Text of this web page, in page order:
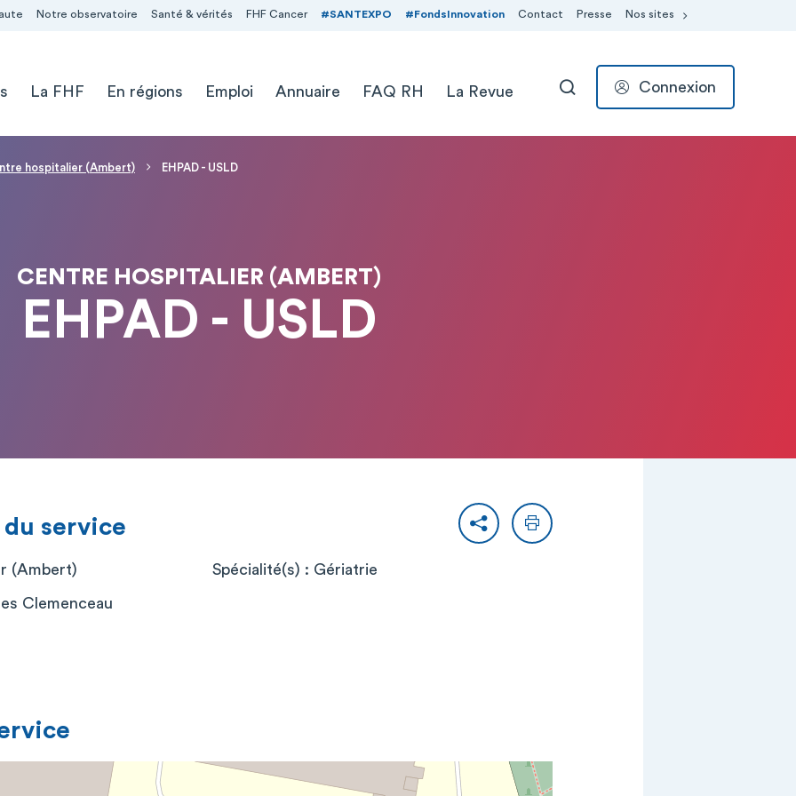
Notre observatoire Santé & vérités FHF Cancer #SANTEXPO #FondsInnovation Contact Presse Nos sites
La FHF En régions Emploi Annuaire FAQ RH La Revue RECHERCHER
Connexion
hospitalier (Ambert) EHPAD - USLD
CENTRE HOSPITALIER (AMBERT)
EHPAD - USLD
PartagerImprimer
service
(Ambert)
Clemenceau
Spécialité(s) : Gériatrie